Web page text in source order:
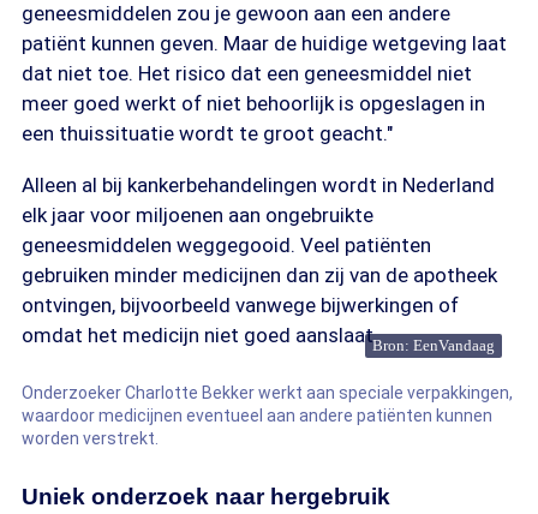
geneesmiddelen zou je gewoon aan een andere
patiënt kunnen geven. Maar de huidige wetgeving laat
dat niet toe. Het risico dat een geneesmiddel niet
meer goed werkt of niet behoorlijk is opgeslagen in
een thuissituatie wordt te groot geacht."
Alleen al bij kankerbehandelingen wordt in Nederland
elk jaar voor miljoenen aan ongebruikte
geneesmiddelen weggegooid. Veel patiënten
gebruiken minder medicijnen dan zij van de apotheek
ontvingen, bijvoorbeeld vanwege bijwerkingen of
omdat het medicijn niet goed aanslaat.Bron: EenVandaag
Onderzoeker Charlotte Bekker werkt aan speciale verpakkingen,
waardoor medicijnen eventueel aan andere patiënten kunnen
worden verstrekt.
Uniek onderzoek naar hergebruik